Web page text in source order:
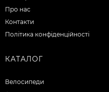
Про нас
Контакти
Політика конфіденційності
КАТАЛОГ
Велосипеди